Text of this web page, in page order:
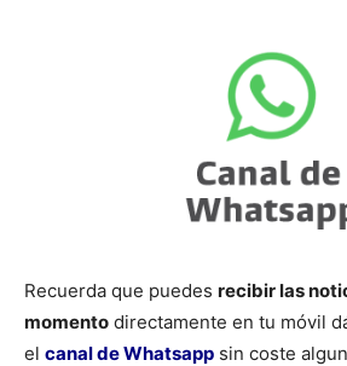
Recuerda que puedes recibir las
momento directamente en tu móvil
el canal de Whatsapp sin coste